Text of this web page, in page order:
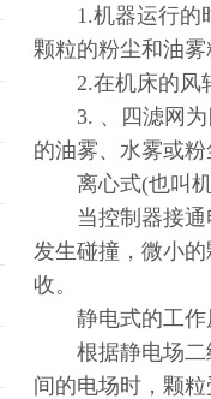
1.机器运行的时
颗粒的粉尘和油
2.在机床的风轮
3. 、四滤网为
的油雾、水雾或
离心式(也叫机
当控制器接通电
发生碰撞，微小
收。
静电式的工作
根据静电场二级
间的电场时，颗